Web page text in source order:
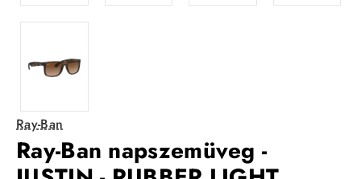
Ray-Ban
Ray-Ban napszemüveg -